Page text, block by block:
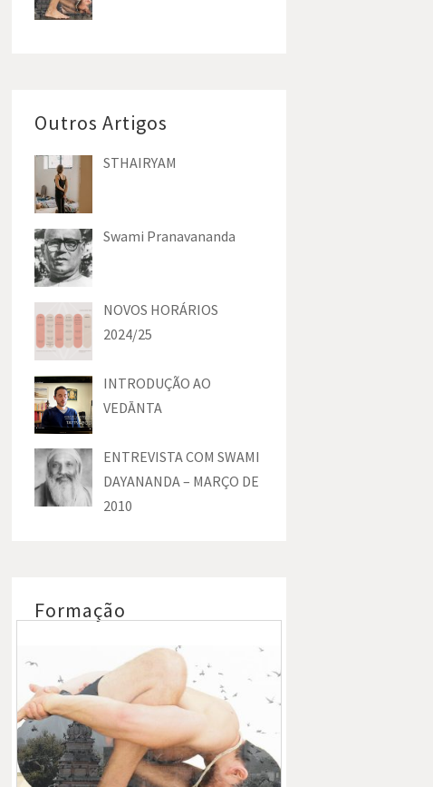
Outros Artigos
STHAIRYAM
Swami Pranavananda
NOVOS HORÁRIOS
2024/25
INTRODUÇÃO AO
VEDĀNTA
ENTREVISTA COM SWAMI
DAYANANDA – MARÇO DE
2010
Formação